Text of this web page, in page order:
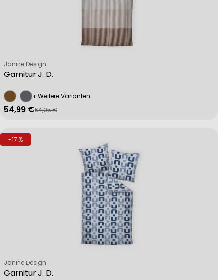
Garnitur J. D.
Verkäufer:
Janine Design
+ Weitere Varianten
Verkaufspreis
54,99 €
Regulärer Preis
64,95 €
-17 %
Garnitur J. D.
Verkäufer:
Janine Design